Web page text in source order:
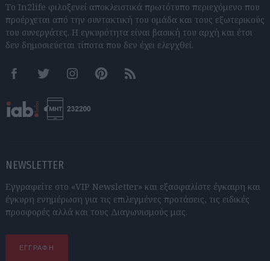
Το In2life φιλοξενεί αποκλειστικά πρωτότυπο περιεχόμενο που
προέρχεται από την συντακτική του ομάδα και τους εξωτερικούς
του συνεργάτες. Η εγκυρότητα είναι βασική του αρχή και έτσι
δεν δημοσιεύεται τίποτα που δεν έχει ελεγχθεί.
FacebookTwitter InstagramPinterestRSS feeds
NEWSLETTER
Εγγραφείτε στο «VIP Newsletter» και εξασφαλίστε έγκαιρη και
έγκυρη ενημέρωση για τις επιλεγμένες προτάσεις, τις ειδικές
προσφορές αλλά και τους Διαγωνισμούς μας.
ΕΓΓΡΑΦΗ